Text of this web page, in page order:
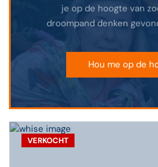
je op de hoogte van
droompand denken
Hou me op de
VERKOCHT